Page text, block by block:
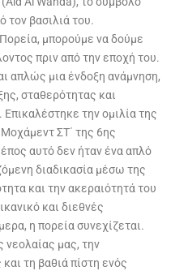
βασιλιά του.
μπορούμε να δούμε
πριν από την εποχή του.
απλώς μια ένδοξη ανάμνηση,
σταθερότητας και
την ομιλία της
ΣΤ΄ της 6ης
αυτό δεν ήταν ένα απλό
διαδικασία μέσω της
και την ακεραιότητά του
και διεθνές
η πορεία συνεχίζεται.
νεολαίας μας, την
τη βαθιά πίστη ενός